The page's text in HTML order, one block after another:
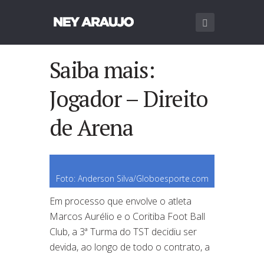
Saiba mais:
Jogador – Direito
de Arena
Foto: Anderson Silva/Globoesporte.com
Em processo que envolve o atleta
Marcos Aurélio e o Coritiba Foot Ball
Club, a 3ª Turma do TST decidiu ser
devida, ao longo de todo o contrato, a